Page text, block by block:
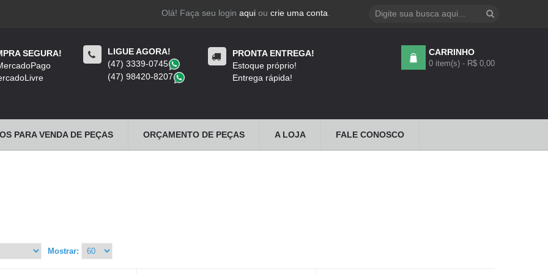
Olá! Faça seu login aquiou crie uma conta
SEGURA!
LIGUE AGORA!
(47) 3339-0745
(47) 98420-8207
PRONTA ENTREGA!
Estoque próprio!
Entrega rápida!
CARRINHO
0 item(s) - R$ 0,00
PARA VENDA DE PEÇAS ORÇAMENTO DE PEÇAS A LOJA FALE CONOSCO
Mostrar: